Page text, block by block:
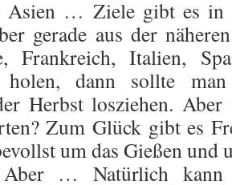
Asien … Ziele gibt es in
gerade aus der
Frankreich, Italien,
holen, dann sollte
Herbst losziehen.
Zum Glück gibt es
um das Gießen und
Aber … Natürlich